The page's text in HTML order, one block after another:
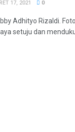
17, 2021 0
Adhityo Rizaldi.
setuju dan